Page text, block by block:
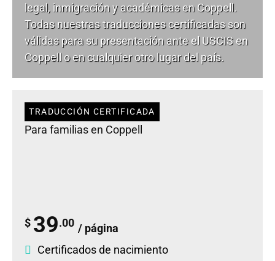
legal, inmigración y académicas en Coppell.
Todas nuestras traducciones certificadas son
válidas para su presentación ante el USCIS en
Coppell o en cualquier otro lugar del país.
TRADUCCIÓN CERTIFICADA
Para familias en Coppell
$ 39.00 / página
Certificados de nacimiento